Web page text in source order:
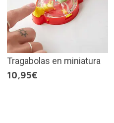
Tragabolas en miniatura
10,95€